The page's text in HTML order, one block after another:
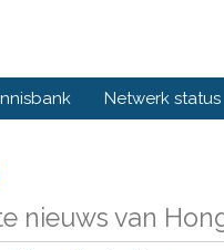
Netwerk status
nieuws van